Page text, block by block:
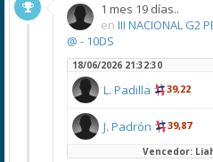
1 mes 19 días..
en III NACIONAL G2
@ - 10DS
18/06/2026 21:32:30
L. Padilla 39,22
J. Padrón 39,87
Vencedor: